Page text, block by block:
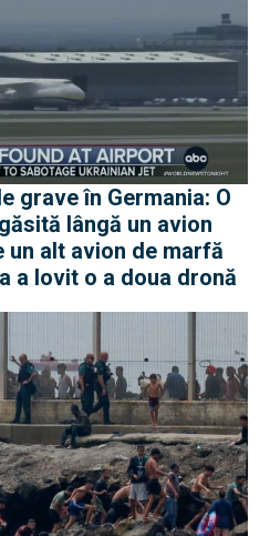
grave în Germania: O
lângă un avion
un alt avion de marfă
a lovit o a doua dronă